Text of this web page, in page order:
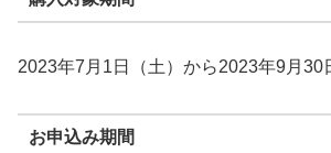
2023年7月1日（土）から2023年9月30
お申込み期間